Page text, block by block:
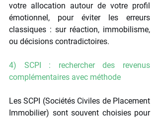
votre allocation autour de votre profil
émotionnel, pour éviter les erreurs
classiques : sur réaction, immobilisme,
ou décisions contradictoires.
4) SCPI : rechercher des revenus
complémentaires avec méthode
Les SCPI (Sociétés Civiles de Placement
Immobilier) sont souvent choisies pour